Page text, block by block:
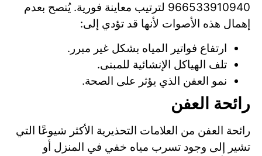
966533910940 لترتيب معاينة فورية. يُنصح بعدم
إهمال هذه الأصوات لأنها قد تؤدي إلى:
ارتفاع فواتير المياه بشكل غير مبرر.
تلف الهياكل الإنشائية للمبنى.
نمو العفن الذي يؤثر على الصحة.
رائحة العفن
رائحة العفن من العلامات التحذيرية الأكثر شيوعًا التي
تشير إلى وجود تسرب مياه خفي في المنزل أو